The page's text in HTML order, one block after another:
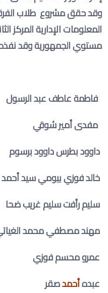
وقد حقق مشروع طلاب
المعلومات الإدارية المركز
مستوي الجمهورية وقد
فاطمة عاطف عبد الرسول
مفدى أمير شوقي
داوود بطرس داوود برسوم
خالد فوزي بيومي سيد أحمد
سليم رأفت سليم غريب ضحا
مهند مصطفي محمد
عمرو محسم فوزي
عبدهأحمدصقر